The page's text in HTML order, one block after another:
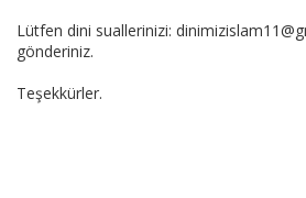
Lütfen dini suallerinizi:
gönderiniz.
Teşekkürler.